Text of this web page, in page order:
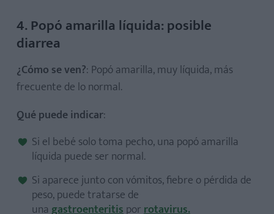
4. Popó amarilla líquida: posible
diarrea
¿Cómo se ven?: Popó amarilla, muy líquida, más
frecuente de lo normal.
Qué puede indicar:
Si el bebé solo toma pecho, una popó amarilla
líquida puede ser normal.
Si aparece junto con vómitos, fiebre o pérdida de
peso, puede tratarse de
una gastroenteritisporrotavirus.